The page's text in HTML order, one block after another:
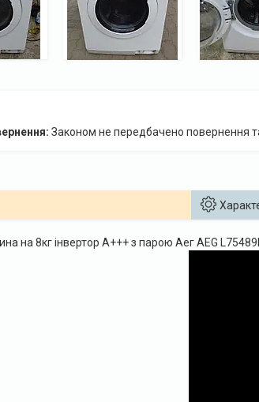
Законом не передбачено повернення
на 8кг інвертор А+++ з парою Аег AEG